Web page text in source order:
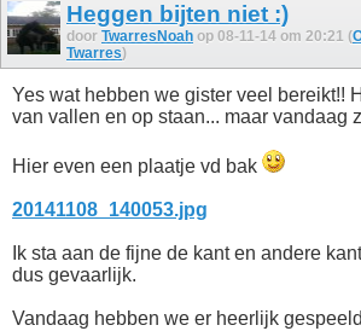
Heggen bijten niet :)
door TwarresNoah op 08-11-14 om 20:21 (
Twarres)
Yes wat hebben we gister veel bereikt!!
van vallen en op staan... maar vandaag
Hier even een plaatje vd bak
20141108_140053.jpg
Ik sta aan de fijne de kant en andere
dus gevaarlijk.
Vandaag hebben we er heerlijk